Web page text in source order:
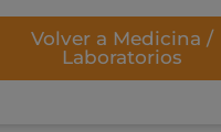
Volver a Medicina /
Laboratorios